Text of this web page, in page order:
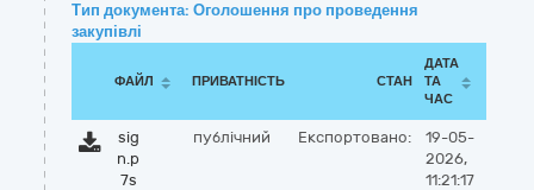
Тип документа: Оголошення про проведення
закупівлі
ФАЙЛ ПРИВАТНІСТЬ СТАН
ДАТА
ТА
ЧАС
sig
n.p
7s
публічний Експортовано:
19-05-
2026,
11:21:17